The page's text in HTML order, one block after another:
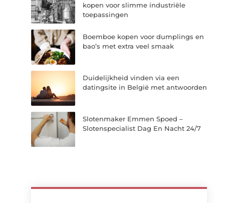
kopen voor slimme industriële
toepassingen
Boemboe kopen voor dumplings en
bao’s met extra veel smaak
Duidelijkheid vinden via een
datingsite in België met antwoorden
Slotenmaker Emmen Spoed –
Slotenspecialist Dag En Nacht 24/7